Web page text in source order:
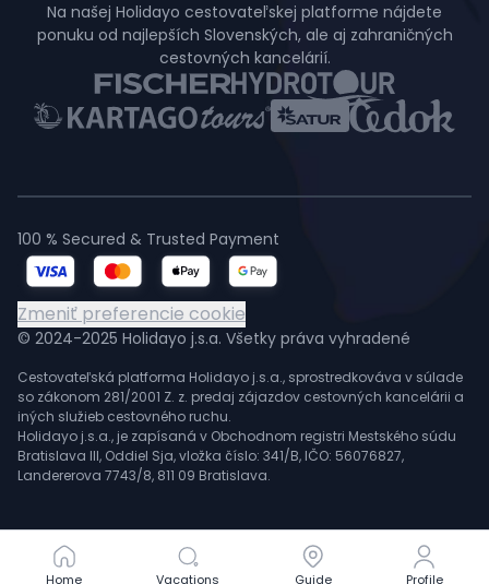
Home Vacations Guide Profile
Home Vacations Guide Profile
Na našej Holidayo cestovateľskej platforme nájdete
ponuku od najlepších Slovenských, ale aj zahraničných
cestovných kancelárií.
© 2024-2025 Holidayo j.s.a. Všetky práva vyhradené
Cestovateľská platforma Holidayo j.s.a., sprostredkováva v súlade
so zákonom 281/2001 Z. z. predaj zájazdov cestovných kancelárii a
iných služieb cestovného ruchu.
Holidayo j.s.a., je zapísaná v Obchodnom registri Mestského súdu
Bratislava III, Oddiel Sja, vložka číslo: 341/B, IČO: 56076827,
Landererova 7743/8, 811 09 Bratislava.
100 % Secured & Trusted Payment
Zmeniť preferencie cookie